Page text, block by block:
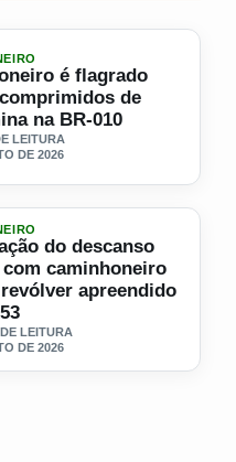
com 40 comprimidos de
é flagrado
de
na BR-010
LEITURA
DE 2026
termina com
do descanso
caminhoneiro
apreendido
LEITURA
DE 2026